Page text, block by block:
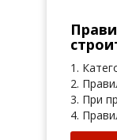
1.
2.
3. При
4.